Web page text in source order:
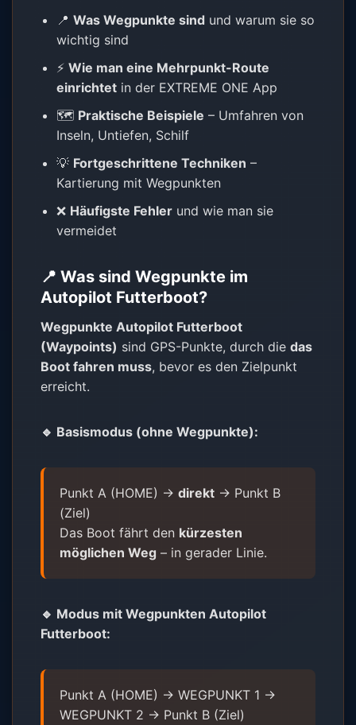
📍Was Wegpunkte sind und warum sie so
wichtig sind
⚡Wie man eine Mehrpunkt-Route
einrichtet in der EXTREME ONE App
🗺️ Praktische Beispiele – Umfahren von
Inseln, Untiefen, Schilf
💡 Fortgeschrittene Techniken –
Kartierung mit Wegpunkten
❌ Häufigste Fehler und wie man sie
vermeidet
📍 Was sind Wegpunkte im
Autopilot Futterboot?
Wegpunkte Autopilot Futterboot
(Waypoints) sind GPS-Punkte, durch diedas
Boot fahren muss, bevor es den Zielpunkt
erreicht.
🔹 Basismodus (ohne Wegpunkte):
Punkt A (HOME) →direkt → Punkt B
(Ziel)
Das Boot fährt den kürzesten
möglichen Weg – in gerader Linie.
🔹 Modus mitWegpunkten Autopilot
Futterboot:
Punkt A (HOME) → WEGPUNKT 1 →
WEGPUNKT 2 → Punkt B (Ziel)